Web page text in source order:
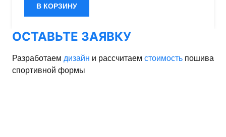
В КОРЗИНУ
ОСТАВЬТЕ ЗАЯВКУ
Разработаем дизайн и рассчитаем стоимость пошива
спортивной формы